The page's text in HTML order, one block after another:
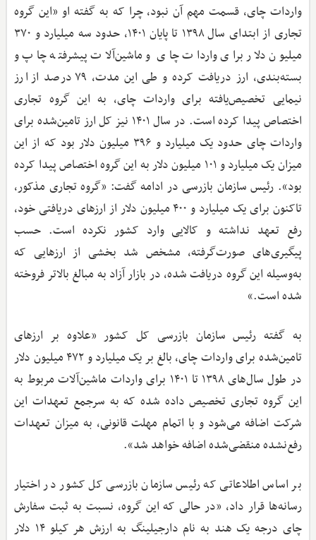
واردات چای، قسمت مهم آن نبود، چرا که به گفته او «این گروه
تجاری از ابتدای سال ۱۳۹۸ تا پایان ۱۴۰۱، حدود سه میلیارد و ۳۷۰
میلیون دلار برای واردات چای و ماشین‌آلات پیشرفته چاپ و
بسته‌بندی، ارز دریافت کرده و طی این مدت، ۷۹ درصد از ارز
نیمایی تخصیص‌یافته برای واردات چای، به این گروه تجاری
اختصاص پیدا کرده است. در سال ۱۴۰۱ نیز کل ارز تامین‌شده برای
واردات چای حدود یک میلیارد و ۳۹۶ میلیون دلار بود که از این
میزان یک میلیارد و ۱۰۱ میلیون دلار به این گروه اختصاص پیدا کرده
بود». رئیس سازمان بازرسی در ادامه گفت: «گروه تجاری مذکور،
تاکنون برای یک میلیارد و ۴۰۰ میلیون دلار از ارزهای دریافتی خود،
رفع تعهد نداشته و کالایی وارد کشور نکرده است. حسب
پیگیری‌های صورت‌گرفته، مشخص شد بخشی از ارزهایی که
به‌وسیله این گروه دریافت شده، در بازار آزاد به مبالغ بالاتر فروخته
شده است.»
به گفته رئیس سازمان بازرسی کل کشور «علاوه بر ارزهای
تامین‌شده برای واردات چای، بالغ بر یک میلیارد و ۴۷۲ میلیون دلار
در طول سال‌های ۱۳۹۸ تا ۱۴۰۱ برای واردات ماشین‌آلات مربوط به
این گروه تجاری تخصیص داده شده که به سرجمع تعهدات این
شرکت اضافه می‌شود و با اتمام مهلت قانونی، به میزان تعهدات
رفع‌نشده منقضی‌شده اضافه خواهد شد».
بر اساس اطلاعاتی که رئیس سازمان بازرسی کل کشور در اختیار
رسانه‌ها قرار داد، «در حالی که این گروه، نسبت به ثبت سفارش
چای درجه یک هند به نام دارجیلینگ به ارزش هر کیلو ۱۴ دلار